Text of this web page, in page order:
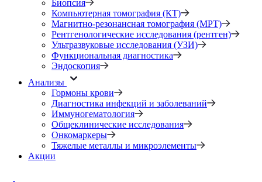
Биопсия
Компьютерная томография (КТ)
Магнитно-резонансная томография (МРТ)
Рентгенологические исследования (рентген)
Ультразвуковые исследования (УЗИ)
Функциональная диагностика
Эндоскопия
Анализы
Гормоны крови
Диагностика инфекций и заболеваний
Иммуногематология
Общеклинические исследования
Онкомаркеры
Тяжелые металлы и микроэлементы
Акции